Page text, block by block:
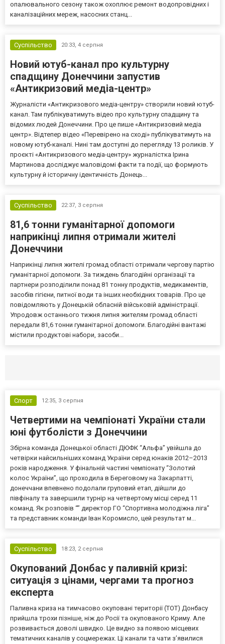
опалювального сезону також охоплює ремонт водопровідних і
каналізаційних мереж, насосних станц...
Суспільство 20:33, 4 серпня
Новий ютуб-канал про культурну
спадщину Донеччини запустив
«Антикризовий медіа-центр»
Журналісти «Антикризового медіа-центру» створили новий ютуб-
канал. Там публікуватимуть відео про культурну спадщину та
відомих людей Донеччини. Про це пише «Антикризовий медіа
центр». Відтепер відео «Перевірено на сході» публікуватимуть на
новому ютуб-каналі. Нині там доступні до перегляду 13 роликів. У
проєкті «Антикризового медіа-центру» журналістка Ірина
Мартинова досліджує маловідомі факти та події, що формують
культурну й історичну ідентичність Донець...
Суспільство 22:37, 3 серпня
81,6 тонни гуманітарної допомоги
наприкінці липня отримали жителі
Донеччини
Наприкінці липня жителі громад області отримали чергову партію
гуманітарної допомоги. За тиждень благодійні організації та
партнери розподілили понад 81 тонну продуктів, медикаментів,
засобів гігієни, питної води та інших необхідних товарів. Про це
повідомляють у Донецькій обласній військовій адміністрації.
Упродовж останнього тижня липня жителям громад області
передали 81,6 тонни гуманітарної допомоги. Благодійні вантажі
містили продуктові набори, засоби...
Спорт 12:35, 3 серпня
Четвертими на чемпіонаті України стали
юні футболісти з Донеччини
Збірна команда Донецької області ДЮФК “Альфа” увійшла до
четвірки найсильніших команд України серед юнаків 2012–2013
років народження. У фінальній частині чемпіонату “Золотий
колос України”, що проходила в Береговому на Закарпатті,
донеччани впевнено подолали груповий етап, дійшли до
півфіналу та завершили турнір на четвертому місці серед 11
команд. Як розповів “” директор ГО “Спортивна молодіжна ліга”
та представник команди Іван Коромисло, цей результат м...
Суспільство 18:23, 2 серпня
Окупований Донбас у паливній кризі:
ситуація з цінами, чергами та прогноз
експерта
Паливна криза на тимчасово окуповані території (ТОТ) Донбасу
прийшла трохи пізніше, ніж до Росії та окупованого Криму. Але
розвивається доволі швидко. Це видно за появою місцевих
тематичних каналів у соцмережах. Ці канали та чати з’явилися